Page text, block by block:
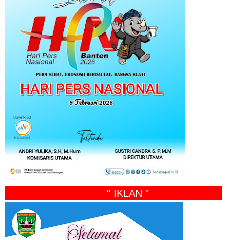
" IKLAN "